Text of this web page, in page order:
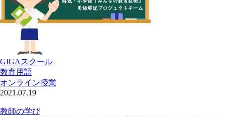
GIGAスクール
教育用語
オンライン授業
2021.07.19
教師の学び